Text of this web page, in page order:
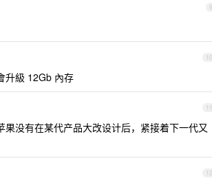
9
10
升級 12Gb 內存
11
没有在某代产品大改设计后，紧接着下一代又
12